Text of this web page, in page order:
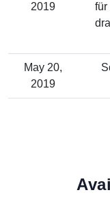
2019
für
May 20,
2019